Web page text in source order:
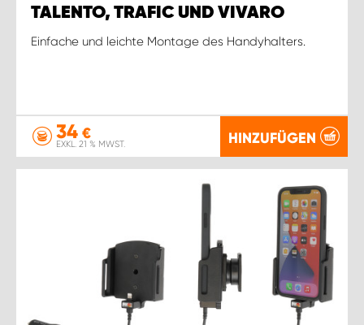
TALENTO, TRAFIC UND VIVARO
Einfache und leichte Montage des Handyhalters.
34 €
EXKL. 21 % MWST. HINZUFÜGEN